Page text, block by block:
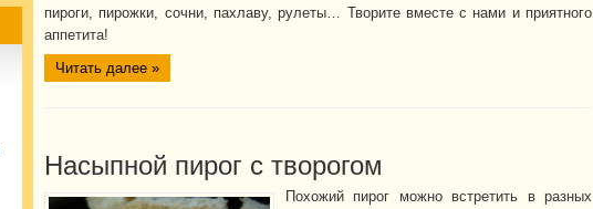
пироги, пирожки, сочни, пахлаву, рулеты… Творите вместе с нами и приятного
аппетита!
Читать далее »
Насыпной пирог с творогом
Похожий пирог можно встретить в разных